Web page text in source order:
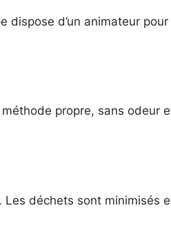
d’un animateur
propre, sans odeur
Les déchets sont minimisés